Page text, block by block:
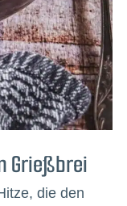
Grießbrei
die den